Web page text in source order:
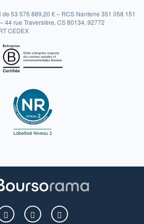
53 576 889,20 € – RCS Nanterre 351 058 151
44 rue Traversière, CS 80134, 92772
CEDEX
Boursorama sur Facebook
Boursorama sur XBoursorama sur